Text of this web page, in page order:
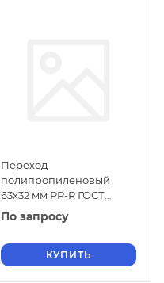
Переход
полипропиленовый
63х32 мм PP-R ГОСТ
32415-2013
По запросу
КУПИТЬ